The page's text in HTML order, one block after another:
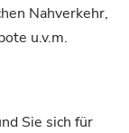
Nahverkehr,
u.v.m.
Sie sich für